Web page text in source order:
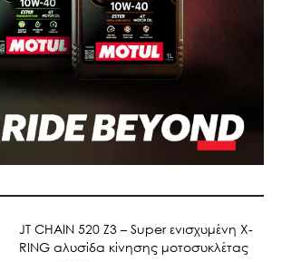
JT CHAIN 520 Ζ3 – Super ενισχυμένη X-
RING αλυσίδα κίνησης μοτοσυκλέτας